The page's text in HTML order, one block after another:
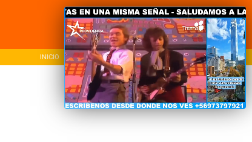
NACIONAL REGIONAL